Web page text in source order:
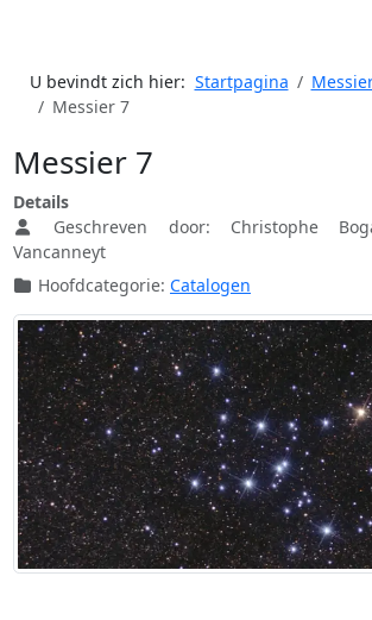
U bevindt zich hier: Startpagina
Messier 7
Messier 7
Details
Geschreven door: Christophe
Vancanneyt
Hoofdcategorie: Catalogen